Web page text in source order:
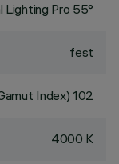
Lighting Pro 55°
fest
Index) 102
4000 K